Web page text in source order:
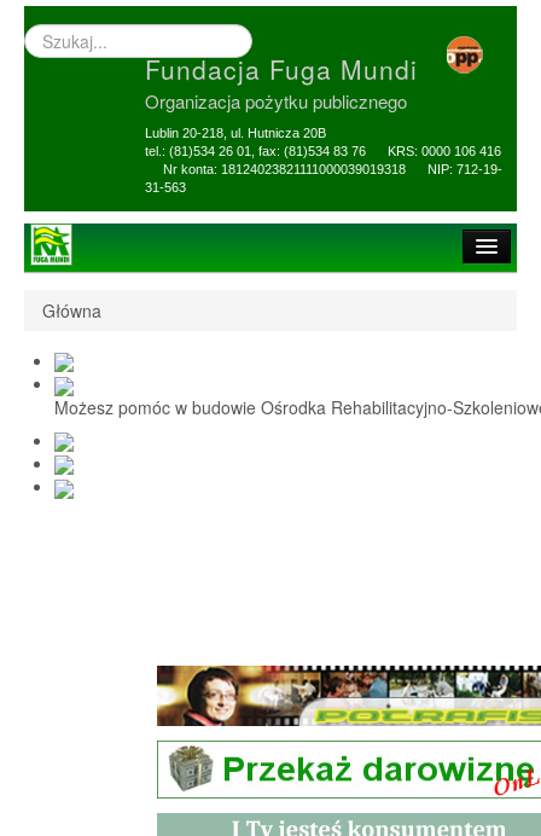
Wyszukiwarka
–
Fundacja Fuga Mundi
Organizacja pożytku publicznego
Lublin 20-218, ul. Hutnicza 20B
tel.: (81)534 26 01, fax: (81)534 83 76 KRS: 0000 106 416
Nr konta: 18124023821111000039019318 NIP: 712-19-
31-563
1,5% i darowizny
Nasi Beneficjenci
Ośrodek Reh-Szkol
Sprawozdania
Główna
Możesz pomóc w budowie Ośrodka Rehabilitacyjno-